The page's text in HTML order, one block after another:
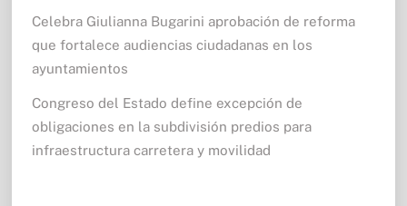
Celebra Giulianna Bugarini aprobación de reforma
que fortalece audiencias ciudadanas en los
ayuntamientos
Congreso del Estado define excepción de
obligaciones en la subdivisión predios para
infraestructura carretera y movilidad